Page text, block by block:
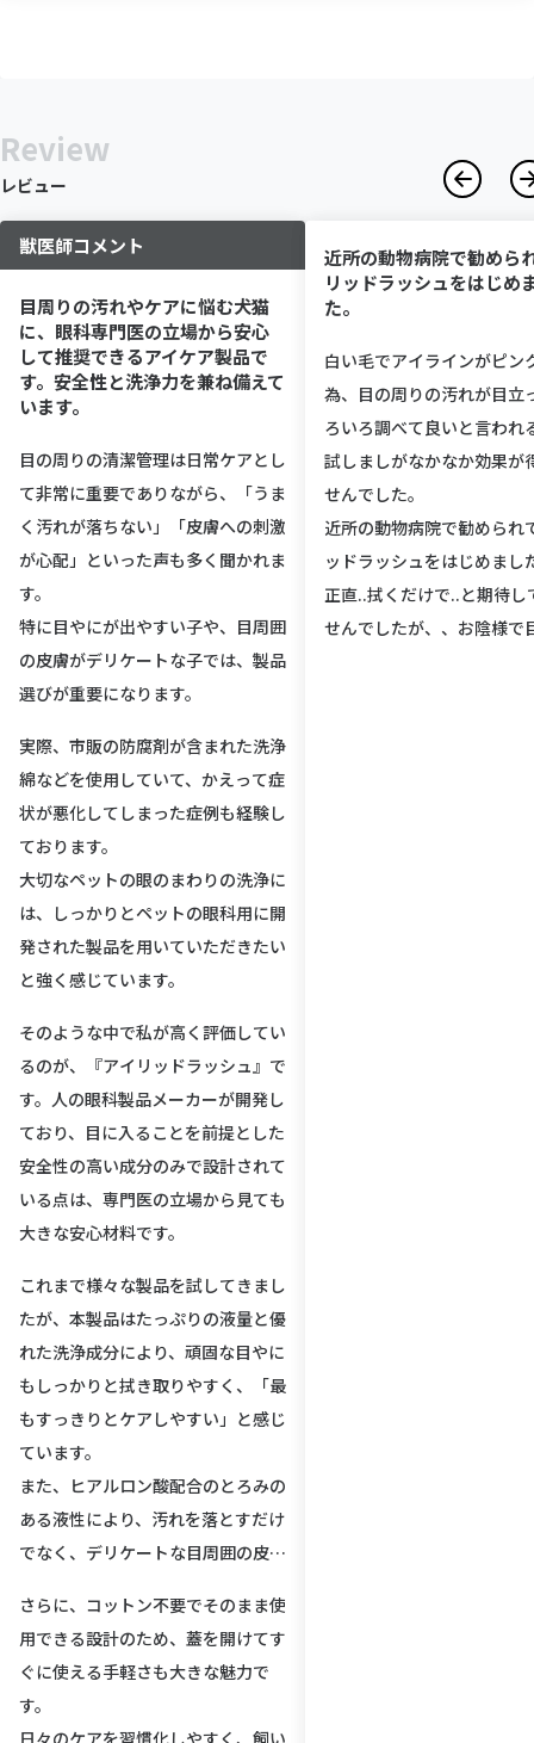
Review
レビュー
獣医師コメント
目周りの汚れやケアに悩む犬猫
に、眼科専門医の立場から安心
して推奨できるアイケア製品で
す。安全性と洗浄力を兼ね備えて
います。
目の周りの清潔管理は日常ケアとし
て非常に重要でありながら、「うま
く汚れが落ちない」「皮膚への刺激
が心配」といった声も多く聞かれま
す。
特に目やにが出やすい子や、目周囲
の皮膚がデリケートな子では、製品
選びが重要になります。
実際、市販の防腐剤が含まれた洗浄
綿などを使用していて、かえって症
状が悪化してしまった症例も経験し
ております。
大切なペットの眼のまわりの洗浄に
は、しっかりとペットの眼科用に開
発された製品を用いていただきたい
と強く感じています。
そのような中で私が高く評価してい
るのが、『アイリッドラッシュ』で
す。人の眼科製品メーカーが開発し
ており、目に入ることを前提とした
安全性の高い成分のみで設計されて
いる点は、専門医の立場から見ても
大きな安心材料です。
これまで様々な製品を試してきまし
たが、本製品はたっぷりの液量と優
れた洗浄成分により、頑固な目やに
もしっかりと拭き取りやすく、「最
もすっきりとケアしやすい」と感じ
ています。
また、ヒアルロン酸配合のとろみの
ある液性により、汚れを落とすだけ
でなく、デリケートな目周囲の皮膚
優れています。
さらに、コットン不要でそのまま使
用できる設計のため、蓋を開けてす
ぐに使える手軽さも大きな魅力で
す。
日々のケアを習慣化しやすく、飼い
近所の動物病院で勧めら
リッドラッシュをはじめ
た。
白い毛でアイラインがピン
為、目の周りの汚れが目立
ろいろ調べて良いと言われ
試しましがなかなか効果が
せんでした。
近所の動物病院で勧められ
ッドラッシュをはじめまし
正直..拭くだけで..と期待し
せんでしたが、、お陰様で